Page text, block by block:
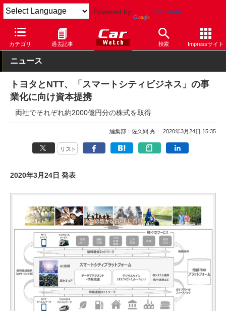
Powered by Translate
カテゴリ 過去記事 検索 Impressサイト
Car Watch 自動車 トヨタ その他
ニュース
トヨタとNTT、「スマートシティビジネス」の事
業化に向け資本提携
両社でそれぞれ約2000億円分の株式を取得
編集部：佐久間 秀 2020年3月24日 15:35
リスト
2020年3月24日 発表